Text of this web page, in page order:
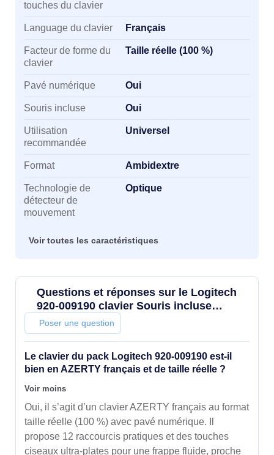
touches du clavier
Language du clavier Français
Facteur de forme du
clavier
Taille réelle (100 %)
Pavé numérique Oui
Souris incluse Oui
Utilisation
recommandée
Universel
Format Ambidextre
Technologie de
détecteur de
mouvement
Optique
Voir toutes les caractéristiques
Questions et réponses sur le Logitech
920-009190 clavier Souris incluse
Universel RF sans fil AZERTY Français
Graphite
Poser une question
Le clavier du pack Logitech 920-009190 est-il
bien en AZERTY français et de taille réelle ?
Voir moins
Oui, il s’agit d’un clavier AZERTY français au format
taille réelle (100 %) avec pavé numérique. Il
propose 12 raccourcis pratiques et des touches
ciseaux ultra-plates pour une frappe fluide, proche